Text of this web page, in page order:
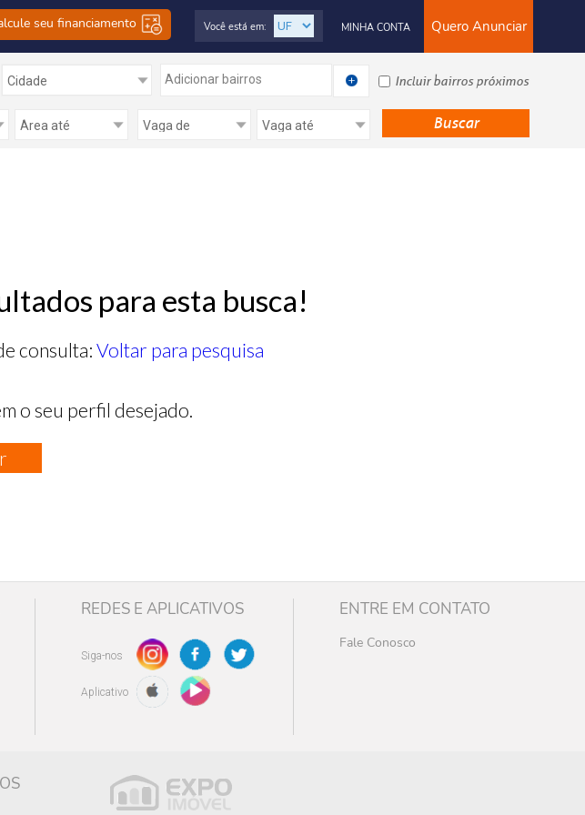
seu financiamento Quero Anunciar
MINHA CONTA
Você está em:
Adicionar bairros Incluir bairros próximos
para esta busca!
consulta: Voltar para pesquisa
o seu perfil desejado.
REDES E APLICATIVOS
Siga-nos
Aplicativo
ENTRE EM CONTATO
Fale Conosco